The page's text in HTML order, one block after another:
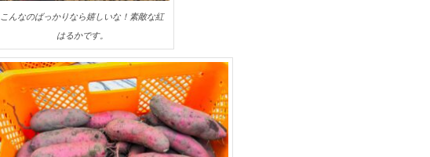
こんなのばっかりなら嬉しいな！素敵な紅
はるかです。